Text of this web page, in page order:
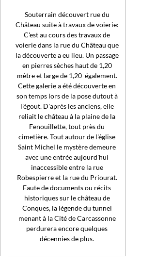
Souterrain découvert rue du
Château suite à travaux de voierie:
C'est au cours des travaux de
voierie dans la rue du Château que
la découverte a eu lieu. Un passage
en pierres sèches haut de 1,20
mètre et large de 1,20 également.
Cette galerie a été découverte en
son temps lors de la pose dutout à
l'égout. D'après les anciens, elle
reliait le château à la plaine de la
Fenouillette, tout près du
cimetière. Tout autour de l'église
Saint Michel le mystère demeure
avec une entrée aujourd'hui
inaccessible entre la rue
Robespierre et la rue du Priourat.
Faute de documents ou récits
historiques sur le château de
Conques, la légende du tunnel
menant à la Cité de Carcassonne
perdurera encore quelques
décennies de plus.